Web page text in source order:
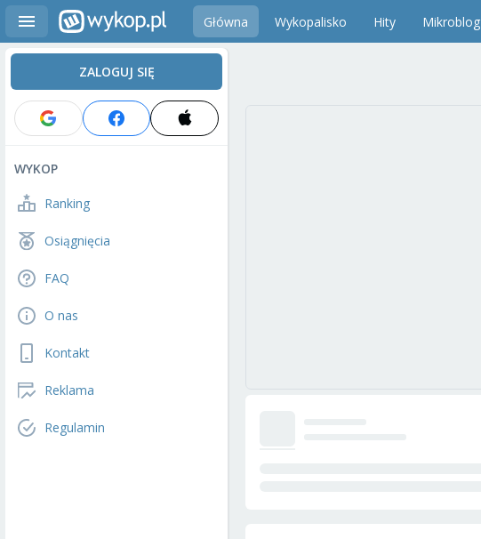
Główna Wykopalisko Hity Mikroblog
ZALOGUJ SIĘ
WYKOP
Ranking
Osiągnięcia
FAQ
O nas
Kontakt
Reklama
Regulamin